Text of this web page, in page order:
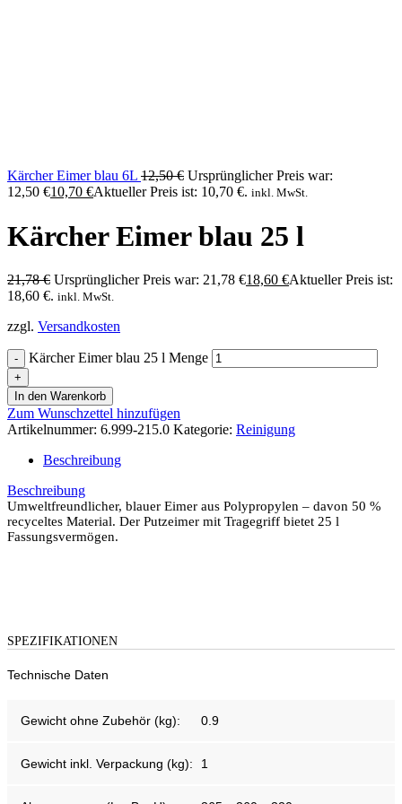
Kärcher Eimer blau 6L 12,50€ Ursprünglicher Preis war:
12,50 €10,70 €Aktueller Preis ist: 10,70 €. inkl. MwSt.
Kärcher Eimer blau 25 l
21,78€ Ursprünglicher Preis war: 21,78 €18,60 €Aktueller Preis ist:
18,60 €. inkl. MwSt.
zzgl. Versandkosten
Kärcher Eimer blau 25 l Menge
In den Warenkorb
Zum Wunschzettel hinzufügen
Artikelnummer: 6.999-215.0 Kategorie: Reinigung
Beschreibung
Beschreibung
Umweltfreundlicher, blauer Eimer aus Polypropylen – davon 50 %
recyceltes Material. Der Putzeimer mit Tragegriff bietet 25 l
Fassungsvermögen.
SPEZIFIKATIONEN
Technische Daten
Gewicht ohne Zubehör (kg): 0.9
Gewicht inkl. Verpackung (kg): 1